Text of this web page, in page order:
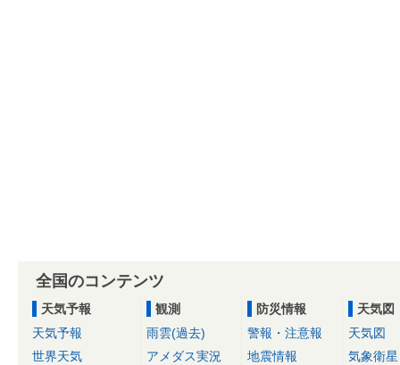
全国のコンテンツ
天気予報
天気予報
世界天気
観測
雨雲(過去)
アメダス実況
防災情報
警報・注意報
地震情報
天気図
天気図
気象衛星